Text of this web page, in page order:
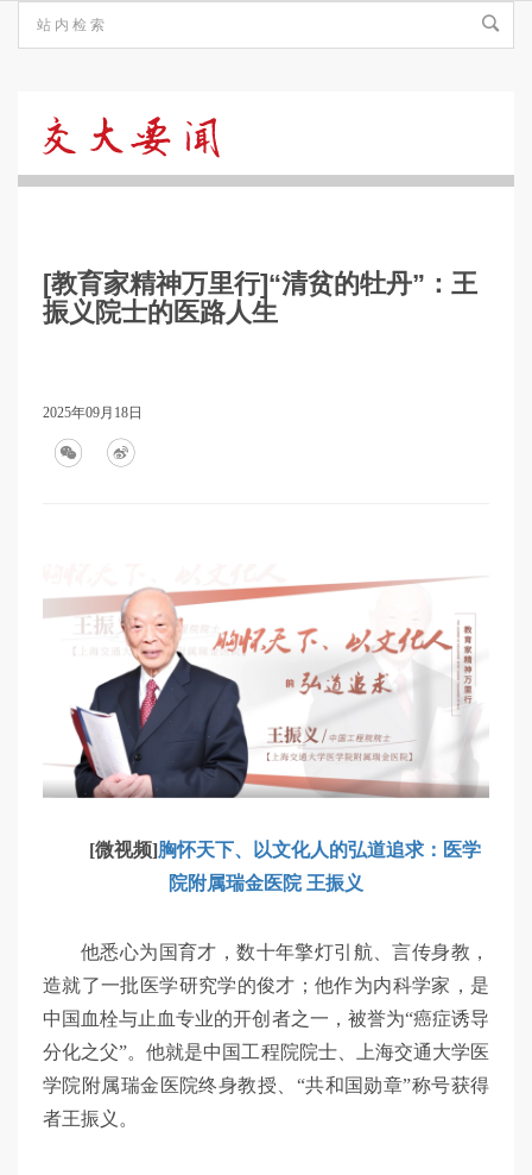
要
[教育家精神万里行]“清贫的牡丹”：王
振义院士的医路人生
2025年09月18日
[微视频]胸怀天下、以文化人的弘道追求：医学
院附属瑞金医院 王振义
他悉心为国育才，数十年擎灯引航、言传身教，
造就了一批医学研究学的俊才；他作为内科学家，是
中国血栓与止血专业的开创者之一，被誉为“癌症诱导
分化之父”。他就是中国工程院院士、上海交通大学医
学院附属瑞金医院终身教授、“共和国勋章”称号获得
者王振义。